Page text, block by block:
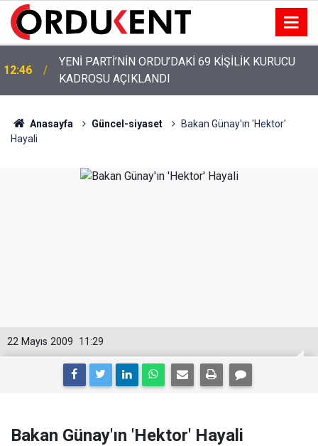
12:46
YENİ PARTİ’NİN ORDU’DAKİ 69 KİŞİLİK KURUCU
KADROSU AÇIKLANDI
Anasayfa Güncel-siyaset
Bakan Günay'ın 'Hektor'
Hayali
11:29
22 Mayıs 2009
Bakan Günay'ın 'Hektor' Hayali